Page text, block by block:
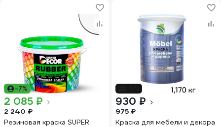
-7%
2 085 ₽
2 240 ₽
Резиновая краска SUPER
930 ₽
975 ₽
Краска для мебели и декора